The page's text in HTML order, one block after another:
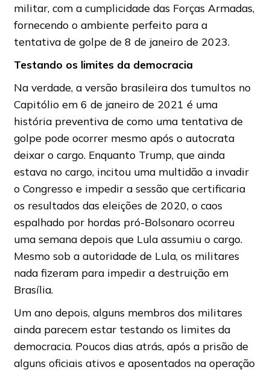
militar, com a cumplicidade das Forças Armadas,
fornecendo o ambiente perfeito para a
tentativa de golpe de 8 de janeiro de 2023.
Testando os limites da democracia
Na verdade, a versão brasileira dos tumultos no
Capitólio em 6 de janeiro de 2021 é uma
história preventiva de como uma tentativa de
golpe pode ocorrer mesmo após o autocrata
deixar o cargo. Enquanto Trump, que ainda
estava no cargo, incitou uma multidão a invadir
o Congresso e impedir a sessão que certificaria
os resultados das eleições de 2020, o caos
espalhado por hordas pró-Bolsonaro ocorreu
uma semana depois que Lula assumiu o cargo.
Mesmo sob a autoridade de Lula, os militares
nada fizeram para impedir a destruição em
Brasília.
Um ano depois, alguns membros dos militares
ainda parecem estar testando os limites da
democracia. Poucos dias atrás, após a prisão de
alguns oficiais ativos e aposentados na operação